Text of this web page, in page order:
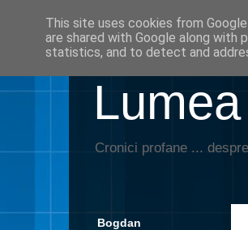
Cronici profane ...
Bogdan
This site uses cookies from
are shared with Google along with
statistics, and to detect and